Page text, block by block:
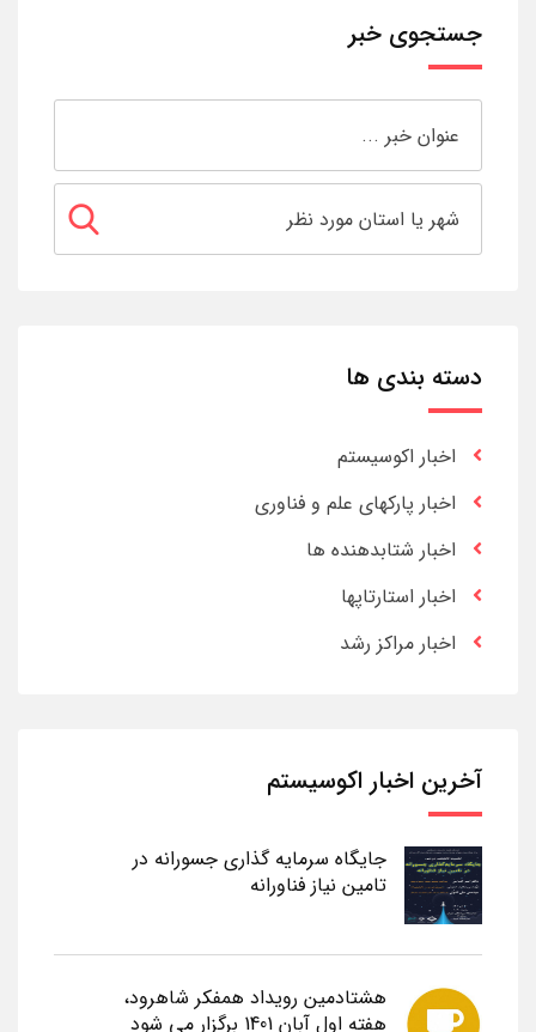
جستجوی خبر
دسته بندی ها
اخبار اکوسیستم
اخبار پارکهای علم و فناوری
اخبار شتابدهنده ها
اخبار استارتاپها
اخبار مراکز رشد
آخرین اخبار اکوسیستم
جایگاه سرمایه گذاری جسورانه در
تامین نیاز فناورانه
هشتادمین رویداد همفکر شاهرود،
هفته اول آبان 1401 برگزار می شود